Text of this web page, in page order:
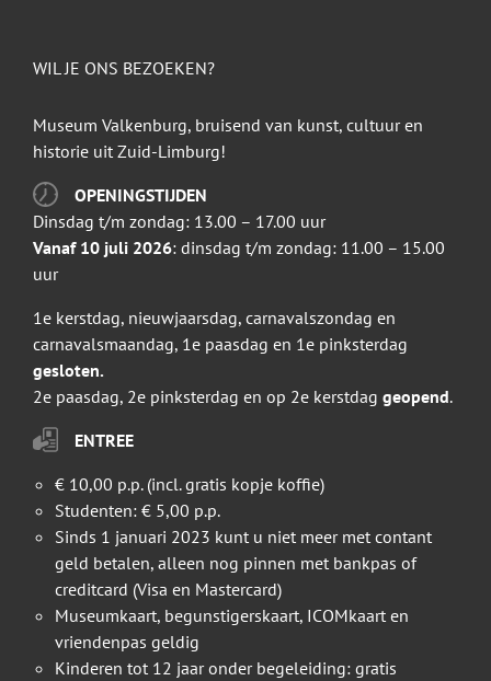
WIL JE ONS BEZOEKEN?
Museum Valkenburg, bruisend van kunst, cultuur en
historie uit Zuid-Limburg!
OPENINGSTIJDEN
Dinsdag t/m zondag: 13.00 – 17.00 uur
Vanaf 10 juli 2026: dinsdag t/m zondag: 11.00 – 15.00
uur
1e kerstdag, nieuwjaarsdag, carnavalszondag en
carnavalsmaandag, 1e paasdag en 1e pinksterdag
gesloten.
2e paasdag, 2e pinksterdag en op 2e kerstdag geopend.
ENTREE
€ 10,00 p.p. (incl. gratis kopje koffie)
Studenten: € 5,00 p.p.
Sinds 1 januari 2023 kunt u niet meer met contant
geld betalen, alleen nog pinnen met bankpas of
creditcard (Visa en Mastercard)
Museumkaart, begunstigerskaart, ICOMkaart en
vriendenpas geldig
Kinderen tot 12 jaar onder begeleiding: gratis